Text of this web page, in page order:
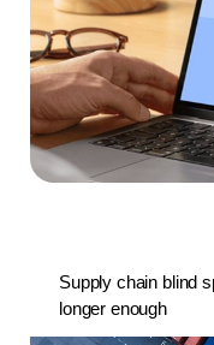
Supply chain blind
longer enough